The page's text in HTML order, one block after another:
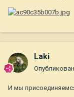
Laki
И мы